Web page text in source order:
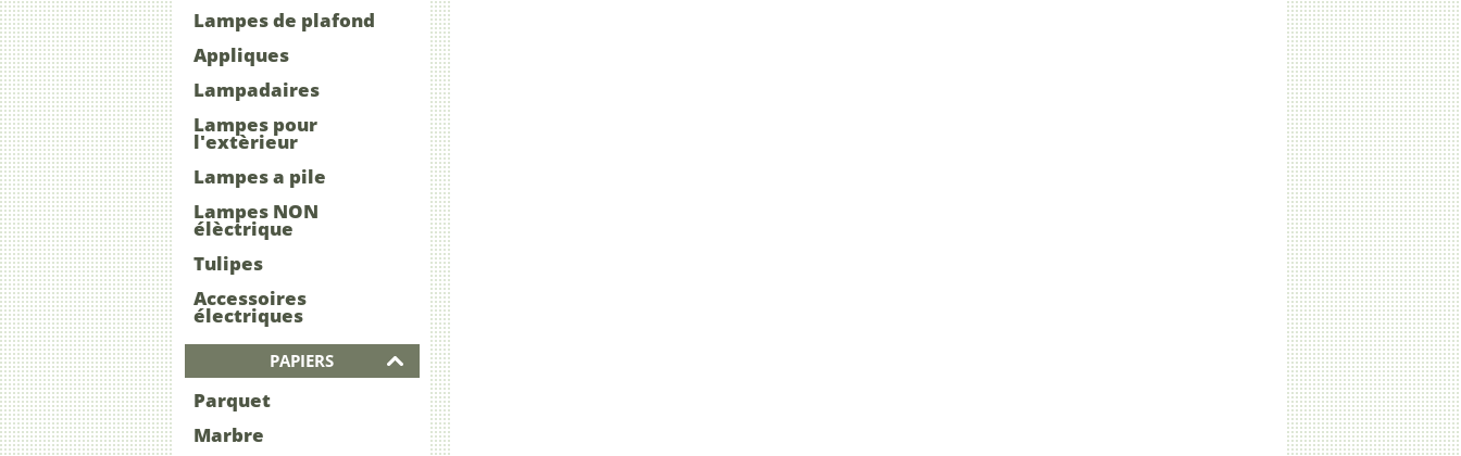
Lampes de plafond
Appliques
Lampadaires
Lampes pour
l'extèrieur
Lampes a pile
Lampes NON
élèctrique
Tulipes
Accessoires
électriques
PAPIERS
Parquet
Marbre